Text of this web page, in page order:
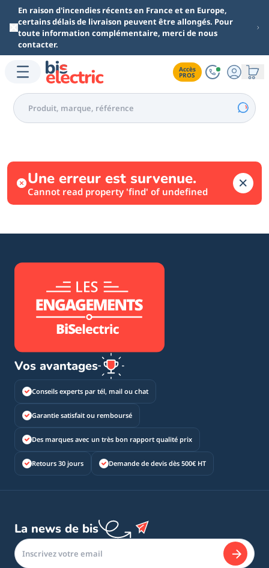
Aller au contenu principal
En raison d'incendies récents en France et en Europe,
certains délais de livraison peuvent être allongés. Pour
toute information complémentaire, merci de nous
contacter.
Accès
PROS
Une erreur est survenue.
Cannot read property 'find' of undefined
Vos avantages
Conseils experts par tél, mail ou chat
Garantie satisfait ou remboursé
Des marques avec un très bon rapport qualité prix
Retours 30 jours Demande de devis dès 500€ HT
La news de bis